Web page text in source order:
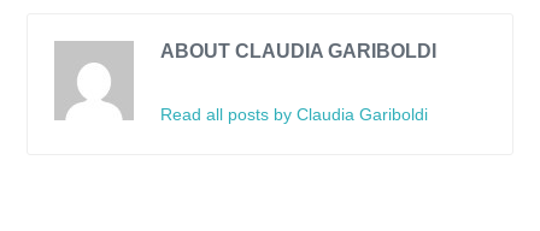
ABOUT CLAUDIA GARIBOLDI
Read all posts by Claudia Gariboldi